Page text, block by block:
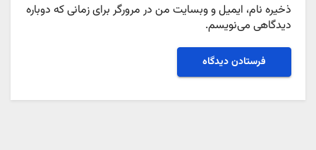
ذخیره نام، ایمیل و وبسایت من در مرورگر برای زمانی که دوباره
دیدگاهی می‌نویسم.